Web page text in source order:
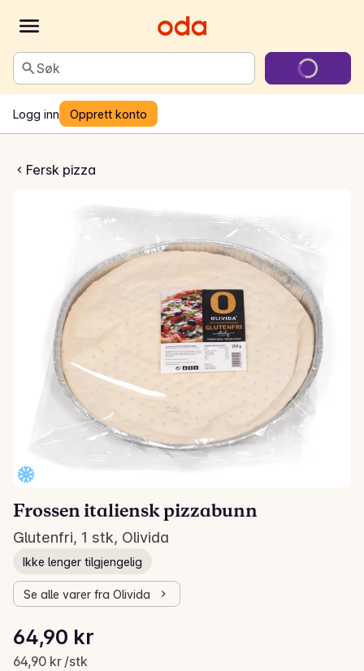
Søk
Logg inn Opprett konto
Fersk pizza
pizzabunn
Frossen italiensk pizzabunn
Glutenfri, 1 stk, Olivida
Ikke lenger tilgjengelig
Se alle varer fra Olivida
Gjeldende pris er: 64,90 kr
64,90 kr
64,90 kr /stk
Stykkpris: 64,90 kr /stk